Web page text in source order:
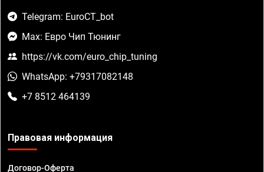
Telegram: EuroCT_bot
Max: Евро Чип Тюнинг
https://vk.com/euro_chip_tuning
WhatsApp: +79317082148
+7 8512 464139
Правовая информация
Договор-Оферта